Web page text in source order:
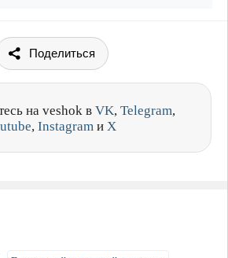
Поделиться
на veshok в VK, Telegram,
, Instagram и X